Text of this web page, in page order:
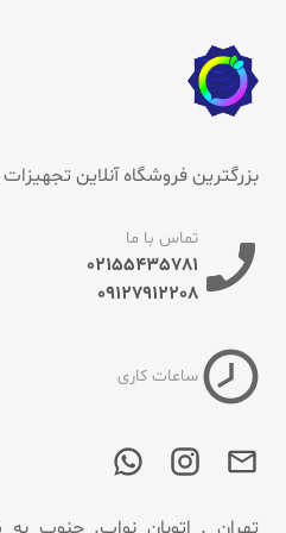
بزرگترین فروشگاه آنلاین
تماس با ما
02155435781
09127912208
ساعات کاری